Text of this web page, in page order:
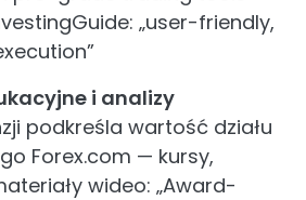
„user-friendly,
i analizy
podkreśla wartość działu
Forex.com — kursy,
wideo: „Award-